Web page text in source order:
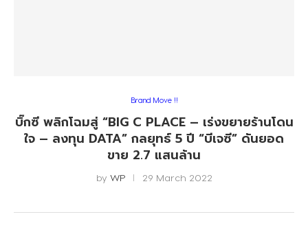
Brand Move !!
บิ๊กซี พลิกโฉมสู่ “BIG C PLACE – เร่งขยายร้านโดน
ใจ – ลงทุน DATA” กลยุทธ์ 5 ปี “บีเจซี” ดันยอด
ขาย 2.7 แสนล้าน
by WP 29 March 2022